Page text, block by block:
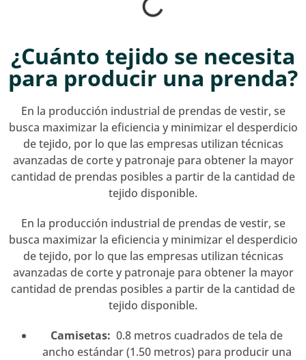
¿Cuánto tejido se necesita
para producir una prenda?
En la producción industrial de prendas de vestir, se
busca maximizar la eficiencia y minimizar el desperdicio
de tejido, por lo que las empresas utilizan técnicas
avanzadas de corte y patronaje para obtener la mayor
cantidad de prendas posibles a partir de la cantidad de
tejido disponible.
En la producción industrial de prendas de vestir, se
busca maximizar la eficiencia y minimizar el desperdicio
de tejido, por lo que las empresas utilizan técnicas
avanzadas de corte y patronaje para obtener la mayor
cantidad de prendas posibles a partir de la cantidad de
tejido disponible.
Camisetas: 0.8 metros cuadrados de tela de
ancho estándar (1.50 metros) para producir una